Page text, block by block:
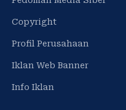
Copyright
Profil Perusahaan
Iklan Web Banner
Info Iklan